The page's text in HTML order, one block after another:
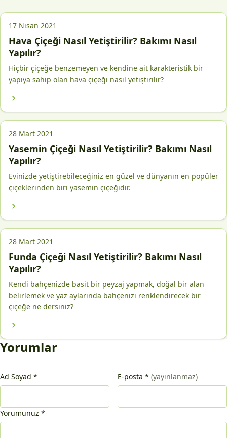
17 Nisan 2021
Hava Çiçeği Nasıl Yetiştirilir? Bakımı Nasıl
Yapılır?
Hiçbir çiçeğe benzemeyen ve kendine ait karakteristik bir
yapıya sahip olan hava çiçeği nasıl yetiştirilir?
28 Mart 2021
Yasemin Çiçeği Nasıl Yetiştirilir? Bakımı Nasıl
Yapılır?
Evinizde yetiştirebileceğiniz en güzel ve dünyanın en popüler
çiçeklerinden biri yasemin çiçeğidir.
28 Mart 2021
Funda Çiçeği Nasıl Yetiştirilir? Bakımı Nasıl
Yapılır?
Kendi bahçenizde basit bir peyzaj yapmak, doğal bir alan
belirlemek ve yaz aylarında bahçenizi renklendirecek bir
çiçeğe ne dersiniz?
Yorumlar
Ad Soyad * E-posta * (yayınlanmaz)
Yorumunuz *